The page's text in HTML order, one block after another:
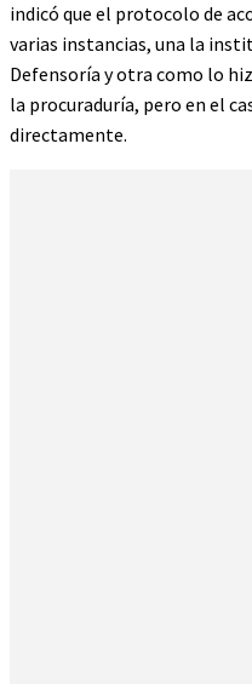
indicó que el protocolo de
varias instancias, una la
Defensoría y otra como lo
la procuraduría, pero en el
directamente.